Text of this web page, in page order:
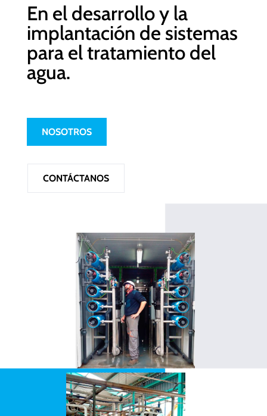
En el desarrollo y la
implantación de sistemas
para el tratamiento del
agua.
NOSOTROS
CONTÁCTANOS